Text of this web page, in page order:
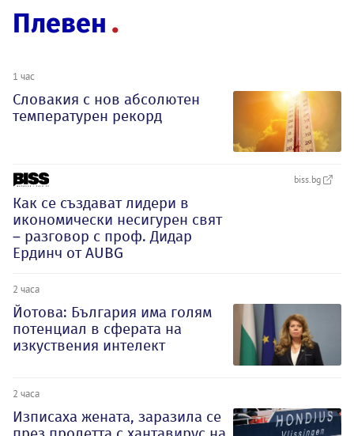
Плевен
1 час
Словакия с нов абсолютен
температурен рекорд
biss.bg
Как се създават лидери в
икономически несигурен свят
– разговор с проф. Дидар
Ердинч от AUBG
2 часа
Йотова: България има голям
потенциал в сферата на
изкуствения интелект
2 часа
Изписаха жената, заразила се